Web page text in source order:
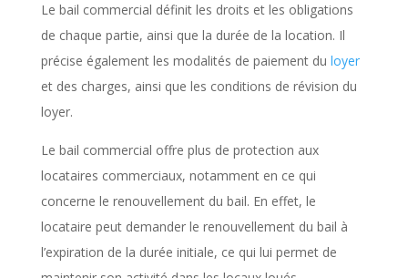
Le bail commercial définit les droits et les obligations
de chaque partie, ainsi que la durée de la location. Il
précise également les modalités de paiement du loyer
et des charges, ainsi que les conditions de révision du
loyer.
Le bail commercial offre plus de protection aux
locataires commerciaux, notamment en ce qui
concerne le renouvellement du bail. En effet, le
locataire peut demander le renouvellement du bail à
l’expiration de la durée initiale, ce qui lui permet de